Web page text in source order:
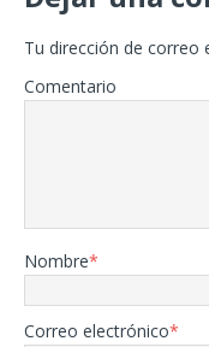
Tu dirección de correo
Comentario
Nombre*
Correo electrónico*